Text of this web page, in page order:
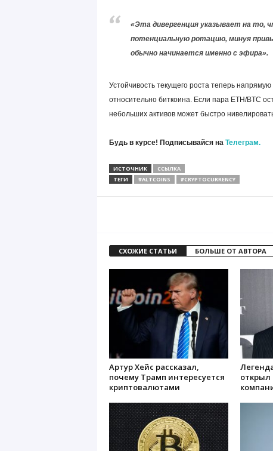
«Эта дивергенция указывает на
потенциальную ротацию, минуя
обычно начинается именно с эфира».
Устойчивость текущего роста теперь
относительно биткоина. Если пара ETH/BTC
небольших активов может быстро
Будь в курсе! Подписывайся на Телеграм.
ИСТОЧНИК
ССЫЛКА
ТЕГИ
#ALTCOINS #CRYPTOCURRENCY
СХОЖИЕ СТАТЬИ БОЛЬШЕ ОТ АВТОРА
Артур Хейс рассказал,
почему Трамп интересуется
криптовалютами